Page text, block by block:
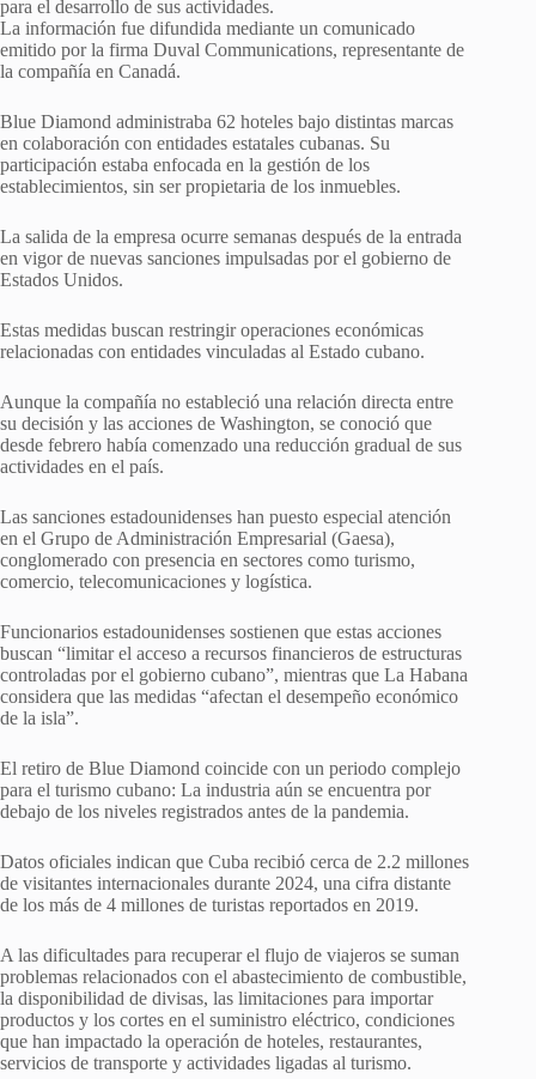
para el desarrollo de sus actividades.
La información fue difundida mediante un comunicado
emitido por la firma Duval Communications, representante de
la compañía en Canadá.
Blue Diamond administraba 62 hoteles bajo distintas marcas
en colaboración con entidades estatales cubanas. Su
participación estaba enfocada en la gestión de los
establecimientos, sin ser propietaria de los inmuebles.
La salida de la empresa ocurre semanas después de la entrada
en vigor de nuevas sanciones impulsadas por el gobierno de
Estados Unidos.
Estas medidas buscan restringir operaciones económicas
relacionadas con entidades vinculadas al Estado cubano.
Aunque la compañía no estableció una relación directa entre
su decisión y las acciones de Washington, se conoció que
desde febrero había comenzado una reducción gradual de sus
actividades en el país.
Las sanciones estadounidenses han puesto especial atención
en el Grupo de Administración Empresarial (Gaesa),
conglomerado con presencia en sectores como turismo,
comercio, telecomunicaciones y logística.
Funcionarios estadounidenses sostienen que estas acciones
buscan “limitar el acceso a recursos financieros de estructuras
controladas por el gobierno cubano”, mientras que La Habana
considera que las medidas “afectan el desempeño económico
de la isla”.
El retiro de Blue Diamond coincide con un periodo complejo
para el turismo cubano: La industria aún se encuentra por
debajo de los niveles registrados antes de la pandemia.
Datos oficiales indican que Cuba recibió cerca de 2.2 millones
de visitantes internacionales durante 2024, una cifra distante
de los más de 4 millones de turistas reportados en 2019.
A las dificultades para recuperar el flujo de viajeros se suman
problemas relacionados con el abastecimiento de combustible,
la disponibilidad de divisas, las limitaciones para importar
productos y los cortes en el suministro eléctrico, condiciones
que han impactado la operación de hoteles, restaurantes,
servicios de transporte y actividades ligadas al turismo.